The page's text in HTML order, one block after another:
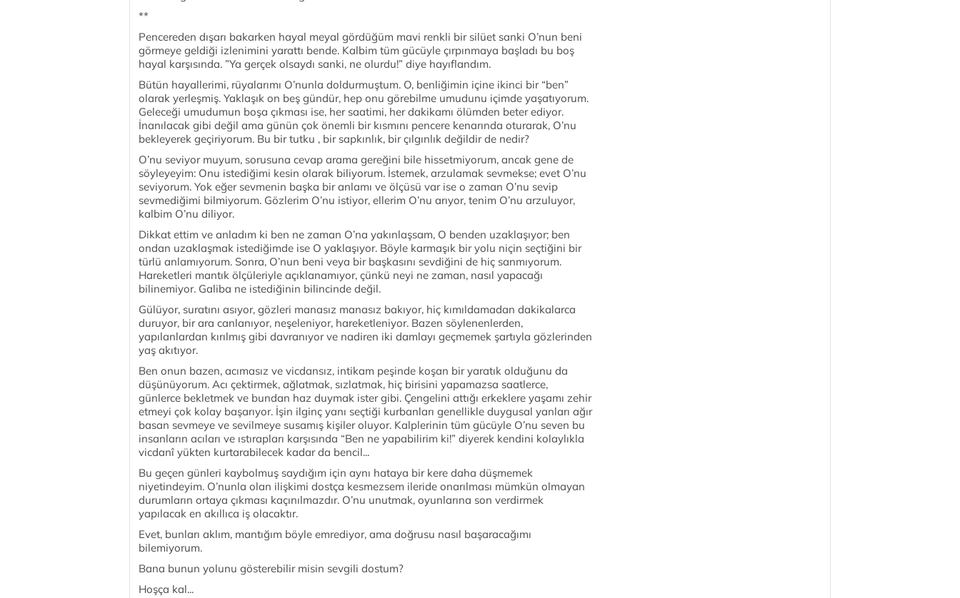
**
Pencereden dışarı bakarken hayal meyal gördüğüm mavi renkli bir silüet sanki O’nun beni
görmeye geldiği izlenimini yarattı bende. Kalbim tüm gücüyle çırpınmaya başladı bu boş
hayal karşısında. ”Ya gerçek olsaydı sanki, ne olurdu!” diye hayıflandım.
Bütün hayallerimi, rüyalarımı O’nunla doldurmuştum. O, benliğimin içine ikinci bir “ben”
olarak yerleşmiş. Yaklaşık on beş gündür, hep onu görebilme umudunu içimde yaşatıyorum.
Geleceği umudumun boşa çıkması ise, her saatimi, her dakikamı ölümden beter ediyor.
İnanılacak gibi değil ama günün çok önemli bir kısmını pencere kenarında oturarak, O’nu
bekleyerek geçiriyorum. Bu bir tutku , bir sapkınlık, bir çılgınlık değildir de nedir?
O’nu seviyor muyum, sorusuna cevap arama gereğini bile hissetmiyorum, ancak gene de
söyleyeyim: Onu istediğimi kesin olarak biliyorum. İstemek, arzulamak sevmekse; evet O’nu
seviyorum. Yok eğer sevmenin başka bir anlamı ve ölçüsü var ise o zaman O’nu sevip
sevmediğimi bilmiyorum. Gözlerim O’nu istiyor, ellerim O’nu arıyor, tenim O’nu arzuluyor,
kalbim O’nu diliyor.
Dikkat ettim ve anladım ki ben ne zaman O’na yakınlaşsam, O benden uzaklaşıyor; ben
ondan uzaklaşmak istediğimde ise O yaklaşıyor. Böyle karmaşık bir yolu niçin seçtiğini bir
türlü anlamıyorum. Sonra, O’nun beni veya bir başkasını sevdiğini de hiç sanmıyorum.
Hareketleri mantık ölçüleriyle açıklanamıyor, çünkü neyi ne zaman, nasıl yapacağı
bilinemiyor. Galiba ne istediğinin bilincinde değil.
Gülüyor, suratını asıyor, gözleri manasız manasız bakıyor, hiç kımıldamadan dakikalarca
duruyor, bir ara canlanıyor, neşeleniyor, hareketleniyor. Bazen söylenenlerden,
yapılanlardan kırılmış gibi davranıyor ve nadiren iki damlayı geçmemek şartıyla gözlerinden
yaş akıtıyor.
Ben onun bazen, acımasız ve vicdansız, intikam peşinde koşan bir yaratık olduğunu da
düşünüyorum. Acı çektirmek, ağlatmak, sızlatmak, hiç birisini yapamazsa saatlerce,
günlerce bekletmek ve bundan haz duymak ister gibi. Çengelini attığı erkeklere yaşamı zehir
etmeyi çok kolay başarıyor. İşin ilginç yanı seçtiği kurbanları genellikle duygusal yanları ağır
basan sevmeye ve sevilmeye susamış kişiler oluyor. Kalplerinin tüm gücüyle O’nu seven bu
insanların acıları ve ıstırapları karşısında “Ben ne yapabilirim ki!” diyerek kendini kolaylıkla
vicdanî yükten kurtarabilecek kadar da bencil...
Bu geçen günleri kaybolmuş saydığım için aynı hataya bir kere daha düşmemek
niyetindeyim. O’nunla olan ilişkimi dostça kesmezsem ileride onarılması mümkün olmayan
durumların ortaya çıkması kaçınılmazdır. O’nu unutmak, oyunlarına son verdirmek
yapılacak en akıllıca iş olacaktır.
Evet, bunları aklım, mantığım böyle emrediyor, ama doğrusu nasıl başaracağımı
bilemiyorum.
Bana bunun yolunu gösterebilir misin sevgili dostum?
Hoşça kal...